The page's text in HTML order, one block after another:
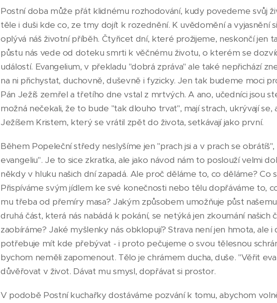
Postní doba může přát klidnému rozhodování, kudy povedeme svůj
těle i duši kde co, ze tmy dojít k rozednění. K uvědomění a vyjasnění
oplývá náš životní příběh. Čtyřicet dní, které prožijeme, neskončí jen
půstu nás vede od doteku smrti k věčnému životu, o kterém se
událostí. Evangelium, v překladu "dobrá zpráva" ale také nepřichází
na ni přichystat, duchovně, duševně i fyzicky. Jen tak budeme moci
Pán Ježíš zemřel a třetího dne vstal z mrtvých. A ano, učedníci jsou
možná nečekali, že to bude "tak dlouho trvat", mají strach, ukrývají
Ježíšem Kristem, který se vrátil zpět do života, setkávají jako první.
Během Popeleční středy neslyšíme jen "prach jsi a v prach se
evangeliu". Je to sice zkratka, ale jako návod nám to poslouží velmi
někdy v hluku našich dní zapadá. Ale proč děláme to, co děláme? Co
Přispíváme svým jídlem ke své konečnosti nebo tělu dopřáváme to,
mu třeba od přemíry masa? Jakým způsobem umožňuje půst
druhá část, která nás nabádá k pokání, se netýká jen zkoumání našich
zaobíráme? Jaké myšlenky nás obklopují? Strava není jen hmota, ale
potřebuje mít kde přebývat - i proto pečujeme o svou tělesnou
bychom neměli zapomenout. Tělo je chrámem ducha, duše. "Věřit
důvěřovat v život. Dávat mu smysl, dopřávat si prostor.
V podobě Postní kuchařky dostáváme pozvání k tomu, abychom